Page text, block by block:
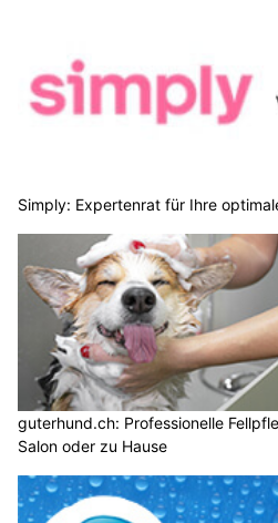
Simply: Expertenrat für Ihre
guterhund.ch: Professionelle
Salon oder zu Hause